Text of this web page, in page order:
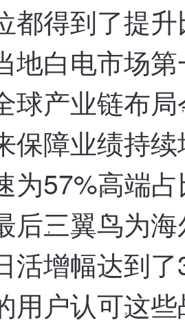
都得到了提升 ，
地白电市场
球产业链布局，
保障业绩持
为57%，
高端
后 ，
三翼鸟为
活增幅达到
用户认可。
这